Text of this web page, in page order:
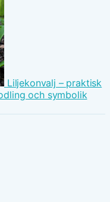
Liljekonvalj – praktisk
och symbolik